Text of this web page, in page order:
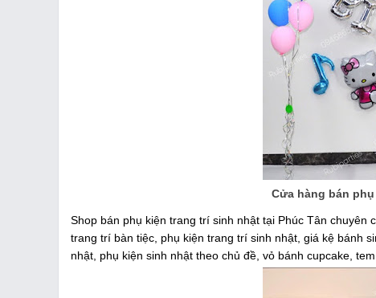
Cửa hàng bán
Shop bán phụ kiện trang trí sinh nhật tại Phúc Tân
trang trí bàn tiệc, phụ kiện trang trí sinh nhật, giá kệ bánh
nhật, phụ kiện sinh nhật theo chủ đề, vỏ bánh cupcake,